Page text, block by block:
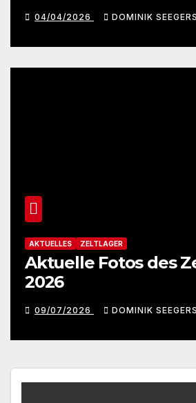
04/04/2026 DOMINIK SEEGERS
AKTUELLES ZELTLAGER
Aktuelle Fotos des
2026
09/07/2026 DOMINIK SEEGERS